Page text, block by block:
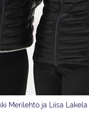
Merilehto ja Liisa